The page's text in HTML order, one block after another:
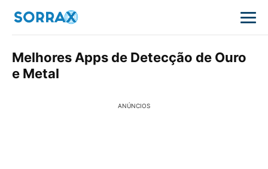
Melhores Apps de Detecção de Ouro
e Metal
ANÚNCIOS